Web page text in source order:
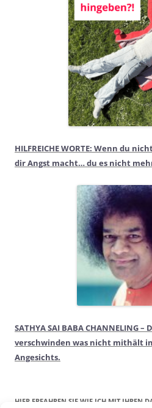
HILFREICHE WORTE: Wenn du
dir Angst macht… du es nicht
SATHYA SAI BABA CHANNELING
verschwinden was nicht mithält
Angesichts.
HIER ERFAHREN SIE WIE ICH MIT IHREN